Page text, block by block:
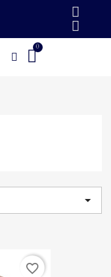

favorite_border